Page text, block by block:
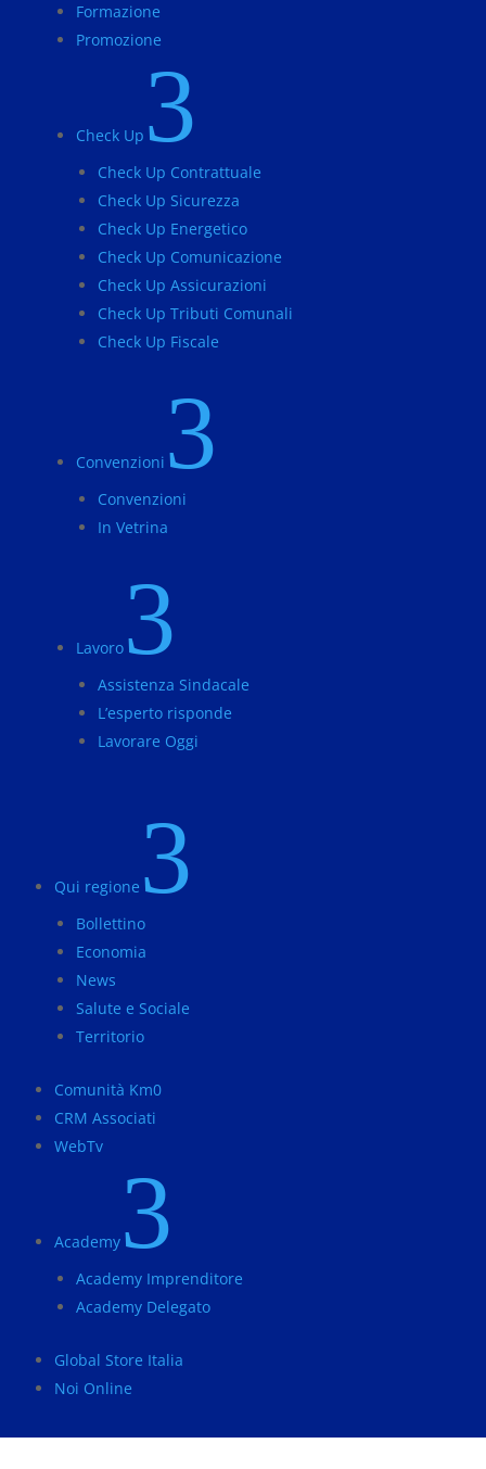
Formazione
Promozione
Check Up 3
Check Up Contrattuale
Check Up Sicurezza
Check Up Energetico
Check Up Comunicazione
Check Up Assicurazioni
Check Up Tributi Comunali
Check Up Fiscale
Convenzioni 3
Convenzioni
In Vetrina
Lavoro 3
Assistenza Sindacale
L’esperto risponde
Lavorare Oggi
Qui regione 3
Bollettino
Economia
News
Salute e Sociale
Territorio
Comunità Km0
CRM Associati
WebTv
Academy 3
Academy Imprenditore
Academy Delegato
Global Store Italia
Noi Online